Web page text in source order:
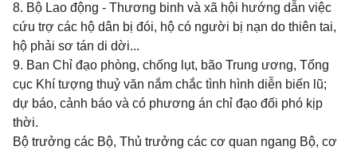
8. Bộ Lao động - Thương binh và xã hội hướng dẫn việc
cứu trợ các hộ dân bị đói, hộ có người bị nạn do thiên tai,
hộ phải sơ tán di dời...
9. Ban Chỉ đạo phòng, chống lụt, bão Trung ương, Tổng
cục Khí tượng thuỷ văn nắm chắc tình hình diễn biến lũ;
dự báo, cảnh báo và có phương án chỉ đạo đối phó kịp
thời.
Bộ trưởng các Bộ, Thủ trưởng các cơ quan ngang Bộ, cơ